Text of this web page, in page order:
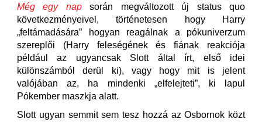
Még egy napsorán megváltozott új status quo
következményeivel, történetesen hogy Harry
„feltámadására” hogyan reagálnak a pókuniverzum
szereplői (Harry feleségének és fiának reakciója
például az ugyancsak Slott által írt, első idei
különszámból derül ki), vagy hogy mit is jelent
valójában az, ha mindenki „elfelejteti”, ki lapul
Pókember maszkja alatt.
Slott ugyan semmit sem tesz hozzá az Osbornok közt